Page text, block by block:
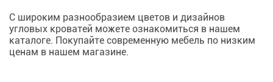
С широким разнообразием цветов и дизайнов
угловых кроватей можете ознакомиться в нашем
каталоге. Покупайте современную мебель по низким
ценам в нашем магазине.